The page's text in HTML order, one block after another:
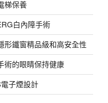
梯保養
白內障手術
形鐵窗精品級和高安全性
術的眼睛保持健康
子煙設計